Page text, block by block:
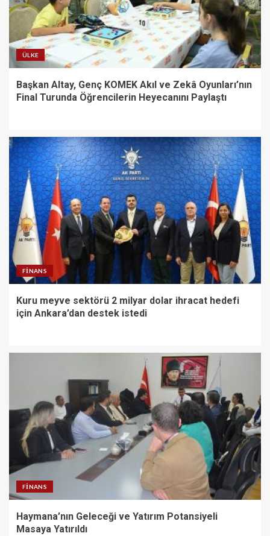
ÜLKE
Başkan Altay, Genç KOMEK Akıl ve Zekâ Oyunları’nın
Final Turunda Öğrencilerin Heyecanını Paylaştı
FINANS
Kuru meyve sektörü 2 milyar dolar ihracat hedefi
için Ankara’dan destek istedi
FINANS
Haymana’nın Geleceği ve Yatırım Potansiyeli
Masaya Yatırıldı